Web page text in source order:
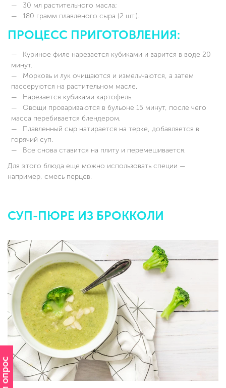
30 мл растительного масла;
180 грамм плавленого сыра (2 шт.).
ПРОЦЕСС ПРИГОТОВЛЕНИЯ:
Куриное филе нарезается кубиками и варится в воде 20
минут.
Морковь и лук очищаются и измельчаются, а затем
пассеруются на растительном масле.
Нарезается кубиками картофель.
Овощи провариваются в бульоне 15 минут, после чего
масса перебивается блендером.
Плавленный сыр натирается на терке, добавляется в
горячий суп.
Все снова ставится на плиту и перемешивается.
Для этого блюда еще можно использовать специи —
например, смесь перцев.
СУП-ПЮРЕ ИЗ БРОККОЛИ